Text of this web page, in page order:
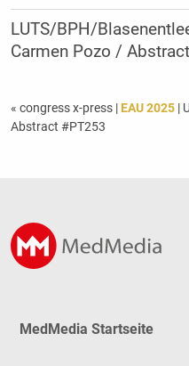
LUTS/BPH/
Carmen Pozo /
« congress x-press | EAU 2025|
Abstract #PT253
MedMedia Startseite